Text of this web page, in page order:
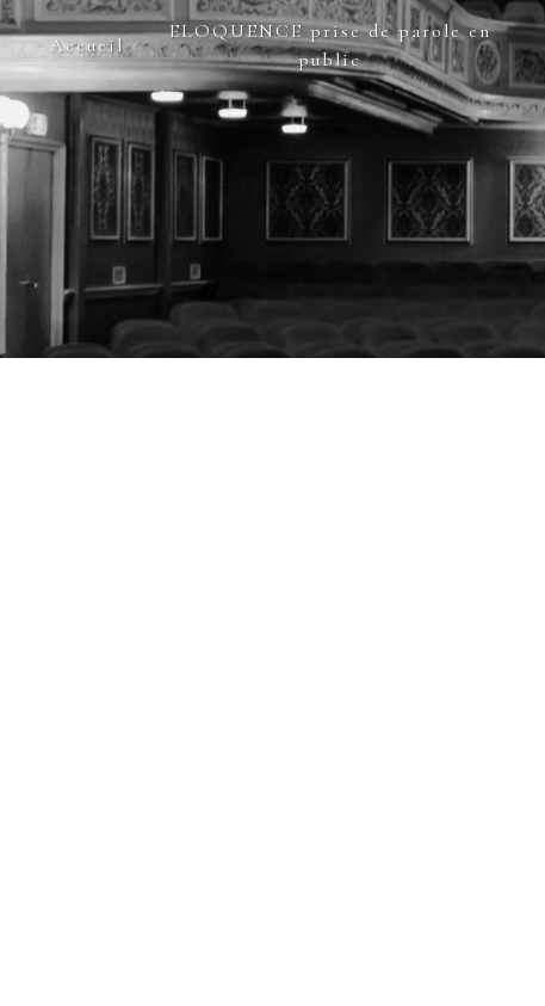
Panneau de gestion des cookies
Accueil
ELOQUENCE prise de parole en
public